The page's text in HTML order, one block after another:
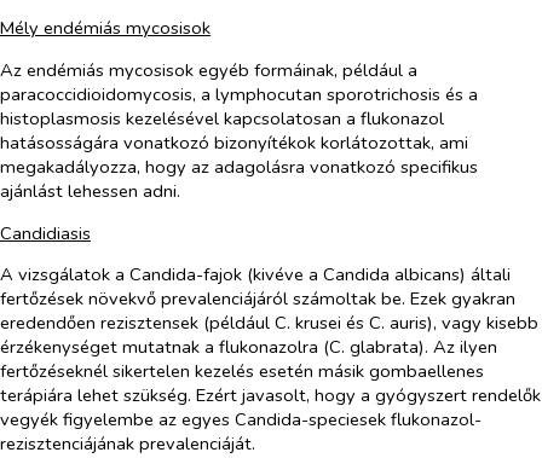
Mély endémiás mycosisok
Az endémiás mycosisok egyéb formáinak, például a
paracoccidioidomycosis, a lymphocutan sporotrichosis és a
histoplasmosis kezelésével kapcsolatosan a flukonazol
hatásosságára vonatkozó bizonyítékok korlátozottak, ami
megakadályozza, hogy az adagolásra vonatkozó specifikus
ajánlást lehessen adni.
Candidiasis
A vizsgálatok a Candida-fajok (kivéve a Candida albicans) általi
fertőzések növekvő prevalenciájáról számoltak be. Ezek gyakran
eredendően rezisztensek (például C. krusei és C. auris), vagy kisebb
érzékenységet mutatnak a flukonazolra (C. glabrata). Az ilyen
fertőzéseknél sikertelen kezelés esetén másik gombaellenes
terápiára lehet szükség. Ezért javasolt, hogy a gyógyszert rendelők
vegyék figyelembe az egyes Candida-speciesek flukonazol-
rezisztenciájának prevalenciáját.